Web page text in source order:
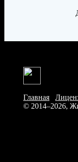
Главная
© 2014–2026,